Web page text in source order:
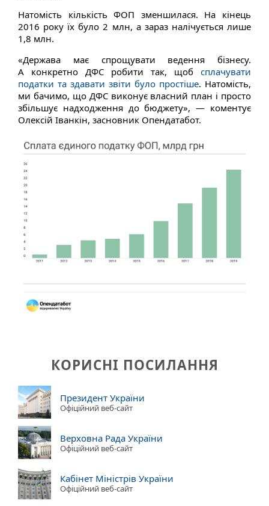
Натомість кількість ФОП зменшилася. На кінець
2016 року їх було 2 млн, а зараз налічується лише
1,8 млн.
«Держава має спрощувати ведення бізнесу.
А конкретно ДФС робити так, щоб сплачувати
податки та здавати звіти було простіше. Натомість,
ми бачимо, що ДФС виконує власний план і просто
збільшує надходження до бюджету», — коментує
Олексій Іванкін, засновник Опендатабот.
КОРИСНІ ПОСИЛАННЯ
Президент України
Офіційний веб-сайт
Верховна Рада України
Офіційний веб-сайт
Кабінет Міністрів України
Офіційний веб-сайт